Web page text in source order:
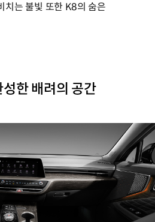
치는 불빛 또한 K8의 숨은
한 배려의 공간